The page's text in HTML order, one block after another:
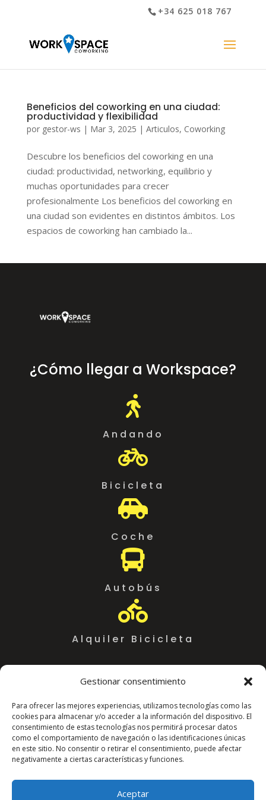
Gestionar consentimiento
Para ofrecer las mejores experiencias, utilizamos tecnologías como las
cookies para almacenar y/o acceder a la información del dispositivo. El
consentimiento de estas tecnologías nos permitirá procesar datos
como el comportamiento de navegación o las identificaciones únicas
en este sitio. No consentir o retirar el consentimiento, puede afectar
negativamente a ciertas características y funciones.
Aceptar
+34 625 018 767
Beneficios del coworking en una ciudad:
productividad y flexibilidad
por gestor-ws | Mar 3, 2025 | Articulos, Coworking
Descubre los beneficios del coworking en una
ciudad: productividad, networking, equilibrio y
muchas oportunidades para crecer
profesionalmente Los beneficios del coworking en
una ciudad son evidentes en distintos ámbitos. Los
espacios de coworking han cambiado la...
¿Cómo llegar a Workspace?

Andando

Bicicleta

Coche

Autobús

Alquiler Bicicleta